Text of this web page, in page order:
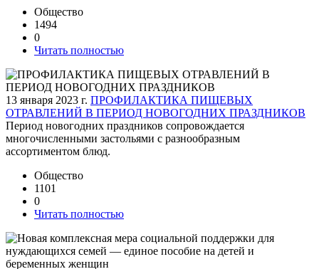
Общество
1494
0
Читать полностью
13 января 2023 г. ПРОФИЛАКТИКА ПИЩЕВЫХ
ОТРАВЛЕНИЙ В ПЕРИОД НОВОГОДНИХ ПРАЗДНИКОВ
Период новогодних праздников сопровождается
многочисленными застольями с разнообразным
ассортиментом блюд.
Общество
1101
0
Читать полностью